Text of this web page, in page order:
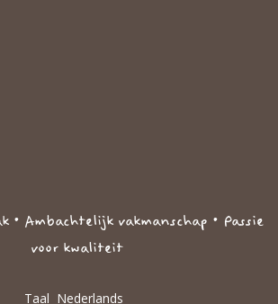
• Ambachtelijk vakmanschap • Passie
voor kwaliteit
Taal